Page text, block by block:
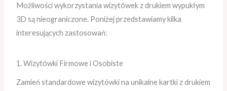
Możliwości wykorzystania wizytówek z drukiem wypukłym
3D są nieograniczone. Poniżej przedstawiamy kilka
interesujących zastosowań:
1. Wizytówki Firmowe i Osobiste
Zamień standardowe wizytówki na unikalne kartki z drukiem